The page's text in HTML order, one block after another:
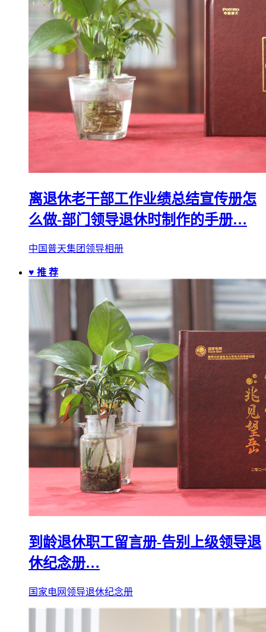
离退休老干部工作业绩总结宣传册怎
么做-部门领导退休时制作的手册…
中国普天集团领导相册
♥ 推 荐
到龄退休职工留言册-告别上级领导退
休纪念册…
国家电网领导退休纪念册